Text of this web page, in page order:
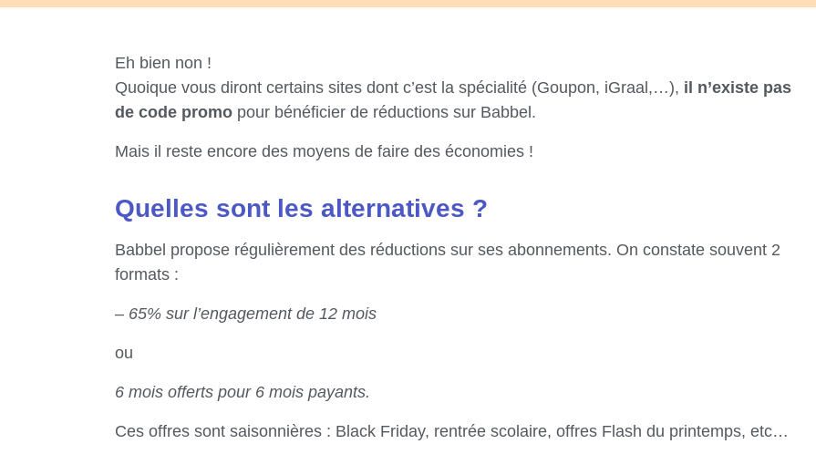
Eh bien non !
Quoique vous diront certains sites dont c’est la spécialité (Goupon, iGraal,…), il n’existe pas
de code promo pour bénéficier de réductions sur Babbel.
Mais il reste encore des moyens de faire des économies !
Quelles sont les alternatives ?
Babbel propose régulièrement des réductions sur ses abonnements. On constate souvent 2
formats :
– 65% sur l’engagement de 12 mois
ou
6 mois offerts pour 6 mois payants.
Ces offres sont saisonnières : Black Friday, rentrée scolaire, offres Flash du printemps, etc…